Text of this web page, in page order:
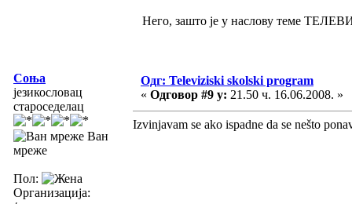
Него, зашто је у наслову теме
Соња
језикословац
староседелац
Ван
мреже
Пол:
Организација:
Одг: Televiziski skolski program
« Одговор #9 у: 21.50 ч. 16.06.2008. »
Izvinjavam se ako ispadne da se nešto